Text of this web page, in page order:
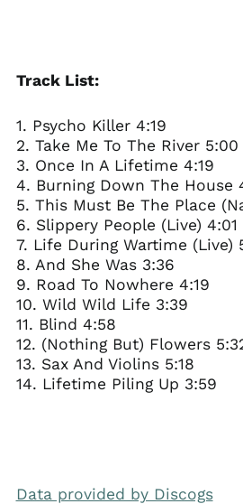
Track List:
1. Psycho Killer 4:19
2. Take Me To The River 5:00
3. Once In A Lifetime 4:19
4. Burning Down The House
5. This Must Be The Place
6. Slippery People (Live) 4:01
7. Life During Wartime (Live)
8. And She Was 3:36
9. Road To Nowhere 4:19
10. Wild Wild Life 3:39
11. Blind 4:58
12. (Nothing But) Flowers
13. Sax And Violins 5:18
14. Lifetime Piling Up 3:59
Data provided by Discogs